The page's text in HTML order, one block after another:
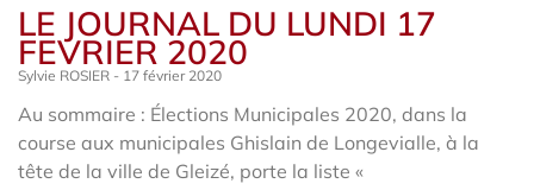
LE JOURNAL DU LUNDI 17
FEVRIER 2020
Sylvie ROSIER 17 février 2020
Au sommaire : Élections Municipales 2020, dans la
course aux municipales Ghislain de Longevialle, à la
tête de la ville de Gleizé, porte la liste «